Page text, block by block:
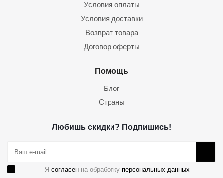
Условия оплаты
Условия доставки
Возврат товара
Договор оферты
Помощь
Блог
Страны
Любишь скидки? Подпишись!
Я согласен на обработку персональных данных